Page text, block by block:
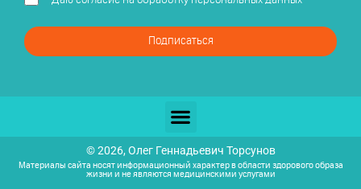
Подписаться
© 2026, Олег Геннадьевич Торсунов
Материалы сайта носят информационный характер в области здорового образа
жизни и не являются медицинскими услугами